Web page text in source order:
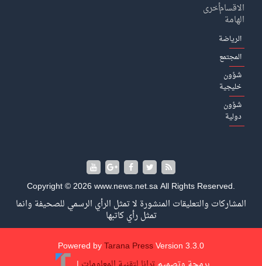
الاقسام
الهامة
الرياضة
المجتمع
شؤون
خليجية
شؤون
دولية
أخرى
Copyright © 2026 www.news.net.sa All Rights Reserved.
المشاركات والتعليقات المنشورة لا تمثل الرأي الرسمي للصحيفة وانما
تمثل رأي كاتبها
Powered byTarana PressVersion 3.3.0